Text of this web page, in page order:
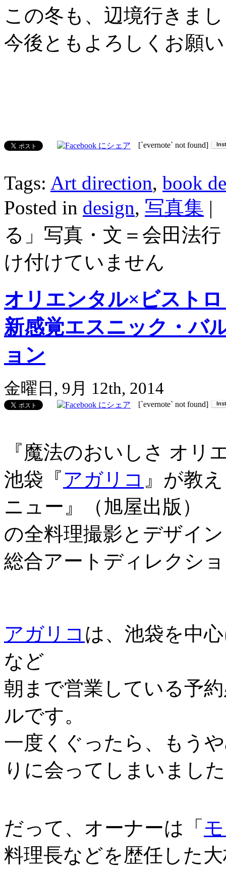
この冬も、辺境行きま
今後ともよろしくお願
[`evernote` not found]
Tags: Art direction, book
Posted in design, 写真集 |
る」写真・文＝会田法
け付けていません
オリエンタル×ビスト
新感覚エスニック・バ
ョン
金曜日, 9月 12th, 2014
[`evernote` not found]
『魔法のおいしさ オリ
池袋『アガリコ 』が教
ニュー』（旭屋出版）
の全料理撮影とデザイ
総合アートディレクシ
アガリコ は、池袋を中
など
朝まで営業している予
ルです。
一度くぐったら、もう
りに会ってしまいまし
だって、オーナーは「
料理長などを歴任した